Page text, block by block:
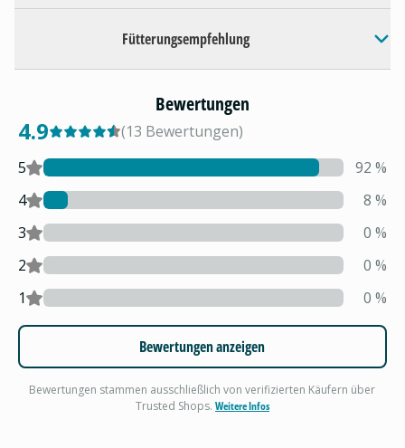
Fütterungsempfehlung
Bewertungen
4.9 (13 Bewertungen)
5
92 %
4
8 %
3
0 %
2
0 %
1
0 %
Bewertungen anzeigen
Bewertungen stammen ausschließlich von verifizierten Käufern über
Trusted Shops. Weitere Infos